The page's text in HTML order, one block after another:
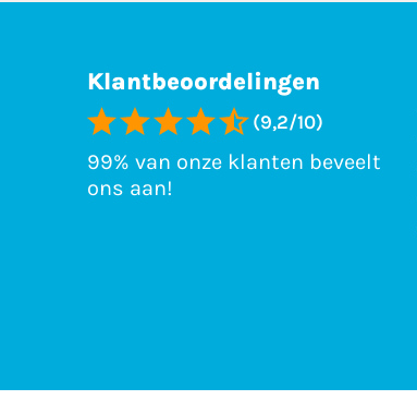
Klantbeoordelingen
(9,2/10)
99% van onze klanten beveelt
ons aan!